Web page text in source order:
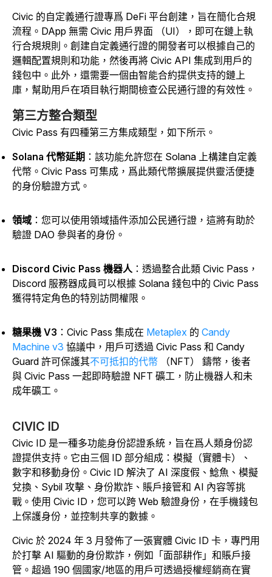
Civic 的自定義通行證專爲 DeFi 平台創建，旨在簡化合規
流程。DApp 無需 Civic 用戶界面 （UI），即可在鏈上執
行合規規則。創建自定義通行證的開發者可以根據自己的
邏輯配置規則和功能，然後再將 Civic API 集成到用戶的
錢包中。此外，還需要一個由智能合約提供支持的鏈上
庫 ，幫助用戶在項目執行期間檢查公民通行證的有效性。
第三方整合類型
Civic Pass 有四種第三方集成類型，如下所示。
Solana 代幣延期 ：該功能允許您在 Solana 上構建自定義
代幣。Civic Pass 可集成，爲此類代幣擴展提供靈活便捷
的身份驗證方式。
領域 ：您可以使用領域插件添加公民通行證，這將有助於
驗證 DAO 參與者的身份。
Discord Civic Pass 機器人：透過整合此類 Civic Pass，
Discord 服務器成員可以根據 Solana 錢包中的 Civic Pass
獲得特定角色的特別訪問權限。
糖果機 V3 ：Civic Pass 集成在 Metaplex 的 Candy
Machine v3 協議中，用戶可透過 Civic Pass 和 Candy
Guard 許可保護其不可抵扣的代幣 （NFT） 鑄幣，後者
與 Civic Pass 一起即時驗證 NFT 礦工，防止機器人和未
成年礦工。
CIVIC ID
Civic ID 是一種多功能身份認證系統，旨在爲人類身份認
證提供支持。它由三個 ID 部分組成：模擬（實體卡）、
數字和移動身份。Civic ID 解決了 AI 深度假、鯰魚、模擬
兌換、Sybil 攻擊、身份欺詐、賬戶接管和 AI 內容等挑
戰。使用 Civic ID，您可以跨 Web 驗證身份，在手機錢包
上保護身份，並控制共享的數據。
Civic 於 2024 年 3 月發佈了一張實體 Civic ID 卡，專門用
於打擊 AI 驅動的身份欺詐，例如「面部耕作」和賬戶接
管。超過 190 個國家/地區的用戶可透過授權經銷商在實